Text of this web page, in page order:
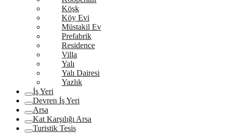
Köşk
Köy Evi
Müstakil Ev
Prefabrik
Residence
Villa
Yalı
Yalı Dairesi
Yazlık
İş Yeri
Devren İş Yeri
Arsa
Kat Karşılığı Arsa
Turistik Tesis